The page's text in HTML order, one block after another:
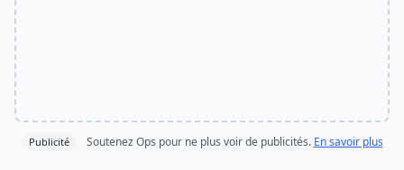
Publicité Soutenez Ops pour ne plus voir de publicités. En savoir plus